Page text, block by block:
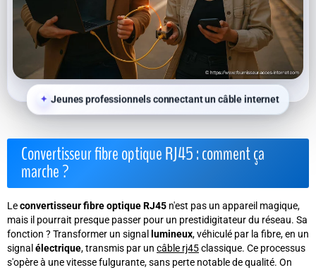
Jeunes professionnels connectant un câble internet
Convertisseur fibre optique RJ45 : comment ça
marche ?
Leconvertisseur fibre optique RJ45 n'est pas un appareil magique,
mais il pourrait presque passer pour un prestidigitateur du réseau. Sa
fonction ? Transformer un signal
lumineux, véhiculé par la fibre, en un
signal électrique, transmis par un câble rj45classique. Ce processus
s'opère à une vitesse fulgurante, sans perte notable de qualité. On